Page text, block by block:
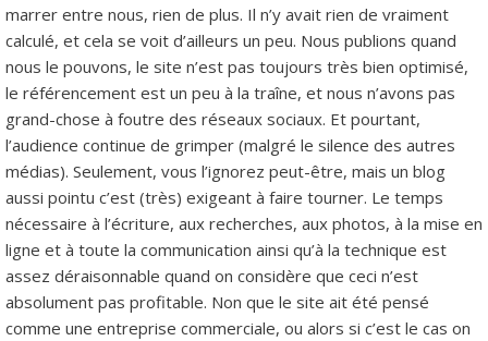
marrer entre nous, rien de plus. Il n’y avait rien de vraiment
calculé, et cela se voit d’ailleurs un peu. Nous publions quand
nous le pouvons, le site n’est pas toujours très bien optimisé,
le référencement est un peu à la traîne, et nous n’avons pas
grand-chose à foutre des réseaux sociaux. Et pourtant,
l’audience continue de grimper (malgré le silence des autres
médias). Seulement, vous l’ignorez peut-être, mais un blog
aussi pointu c’est (très) exigeant à faire tourner. Le temps
nécessaire à l’écriture, aux recherches, aux photos, à la mise en
ligne et à toute la communication ainsi qu’à la technique est
assez déraisonnable quand on considère que ceci n’est
absolument pas profitable. Non que le site ait été pensé
comme une entreprise commerciale, ou alors si c’est le cas on